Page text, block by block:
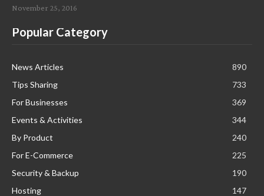
November 25, 2016
Popular Category
News Articles
890
Tips Sharing
733
For Businesses
369
Events & Activities
344
By Product
240
For E-Commerce
225
Security & Backup
190
Hosting
147